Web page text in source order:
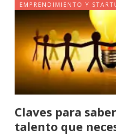
EMPRENDIMIENTO Y
Claves para
talento que